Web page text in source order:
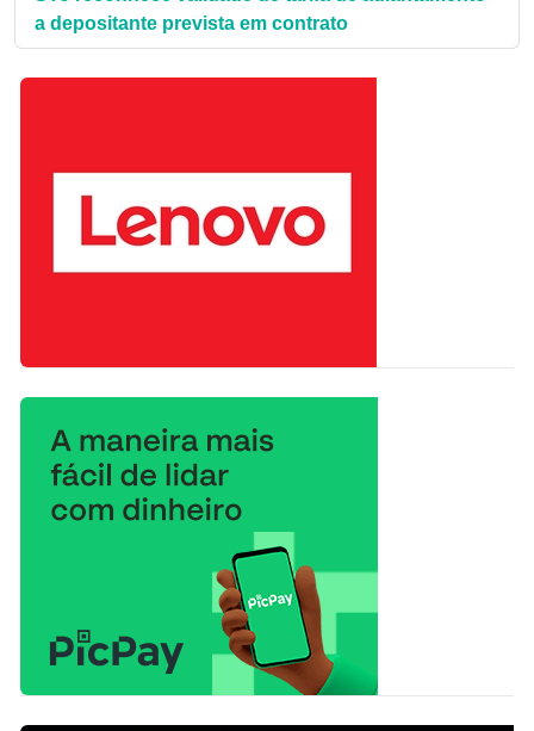
a depositante prevista em contrato